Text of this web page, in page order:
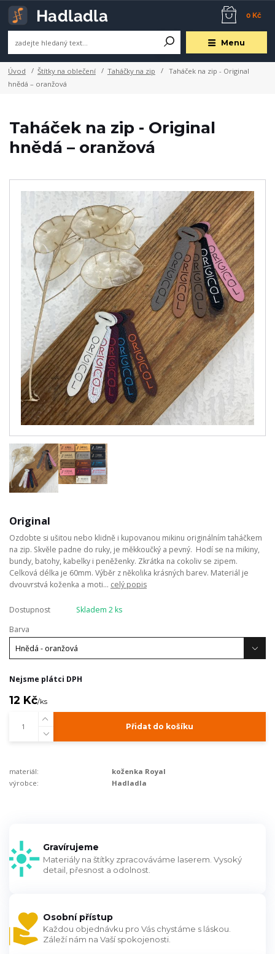
Menu
0 Kč
Úvod Štítky na oblečení Taháčky na zip
Taháček na zip - Original
hnědá – oranžová
Taháček na zip - Original
hnědá – oranžová
Original
Ozdobte si ušitou nebo klidně i kupovanou mikinu originálním taháčkem
na zip. Skvěle padne do ruky, je měkkoučký a pevný. Hodí se na mikiny,
bundy, batohy, kabelky i peněženky. Zkrátka na cokoliv se zipem.
Celková délka je 60mm. Výběr z několika krásných barev. Materiál je
dvouvrstvá koženka a moti... celý popis
Dostupnost
Skladem 2 ks
Barva
Nejsme plátci DPH
12 Kč/ks
Přidat do košíku
materiál:
koženka Royal
výrobce:
Hadladla
Gravírujeme
Materiály na štítky zpracováváme laserem. Vysoký
detail, přesnost a odolnost.
Osobní přístup
Každou objednávku pro Vás chystáme s láskou.
Záleží nám na Vaší spokojenosti.